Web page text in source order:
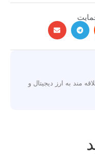
مند به ارز دیجیتال و